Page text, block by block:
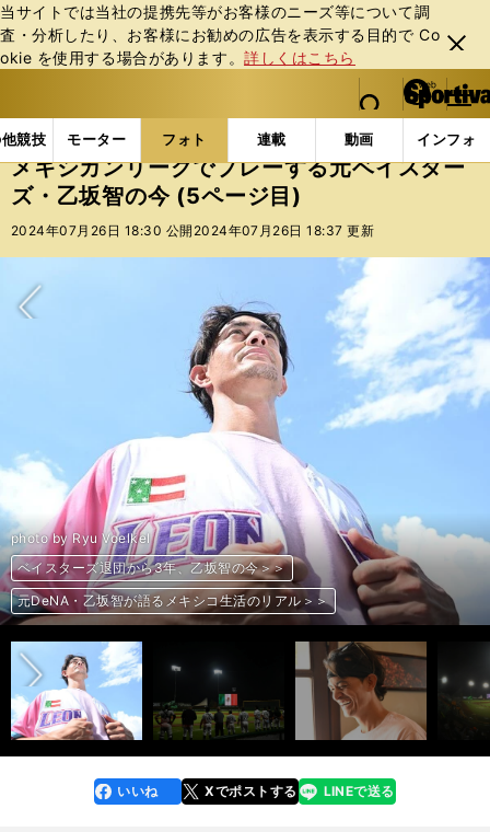
当サイトでは当社の提携先等がお客様のニーズ等について調
査・分析したり、お客様にお勧めの広告を表⽰する⽬的で Co
okie を使⽤する場合があります。詳しくはこちら
閉じ
る
web Sportiva (webスポルティーバ)
検索
マイペ
ー
ジ
メニュ
競技 モーター フォト 連載 動画 インフォ
b
ス
ポ
ル
バ
フォトギャラリー コラムフォト メキシカンリーグ
メキシカンリーグでプレーする元ベイスター
ズ・乙坂智の今 (5ページ目)
2024年07月26日 18:30 公開 2024年07月26日 18:37 更新
ベイスターズ退団から3年、乙坂智の今＞＞
元DeNA・乙坂智が語るメキシコ生活のリアル＞＞
ベイスターズ退団から3年、乙坂智の今＞＞
元DeNA・乙坂智が語るメキシコ生活のリアル＞＞
ベイスターズ退団から3年、乙坂智の今＞＞
元DeNA・乙坂智が語るメキシコ生活のリアル＞＞
ベイスターズ退団から3年、乙坂智の今＞＞
元DeNA・乙坂智が語るメキシコ生活のリアル＞＞
photo by Ryu Voelkel
ベイスターズ退団から3年、乙坂智の今＞＞
元DeNA・乙坂智が語るメキシコ生活のリアル＞＞
ベイスターズ退団から3年、乙坂智の今＞＞
元DeNA・乙坂智が語るメキシコ生活のリアル＞＞
ベイスターズ退団から3年、乙坂智の今＞＞
元DeNA・乙坂智が語るメキシコ生活のリアル＞＞
ベイスターズ退団から3年、乙坂智の今＞＞
元DeNA・乙坂智が語るメキシコ生活のリアル＞＞
ベイスターズ退団から3年、乙坂智の今＞＞
元DeNA・乙坂智が語るメキシコ生活のリアル＞＞
ベイスターズ退団から3年、乙坂智の今＞＞
元DeNA・乙坂智が語るメキシコ生活のリアル＞＞
ベイスターズ退団から3年、乙坂智の今＞＞
元DeNA・乙坂智が語るメキシコ生活のリアル＞＞
ベイスターズ退団から3年、乙坂智の今＞＞
元DeNA・乙坂智が語るメキシコ生活のリアル＞＞
ベイスターズ退団から3年、乙坂智の今＞＞
元DeNA・乙坂智が語るメキシコ生活のリアル＞＞
ベイスターズ退団から3年、乙坂智の今＞＞
元DeNA・乙坂智が語るメキシコ生活のリアル＞＞
ベイスターズ退団から3年、乙坂智の今＞＞
元DeNA・乙坂智が語るメキシコ生活のリアル＞＞
ベイスターズ退団から3年、乙坂智の今＞＞
元DeNA・乙坂智が語るメキシコ生活のリアル＞＞
ベイスターズ退団から3年、乙坂智の今＞＞
元DeNA・乙坂智が語るメキシコ生活のリアル＞＞
前へ
faceboo
k
いいね Xでポストする
line LINEで送る